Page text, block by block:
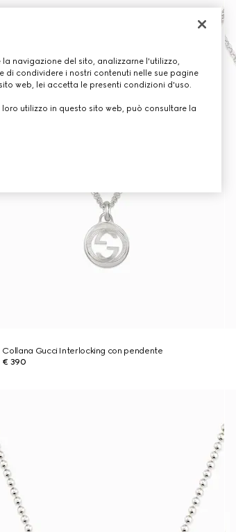
Collana Gucci Interlocking con pendente
€ 390
navigazione del sito, analizzarne l'utilizzo,
condividere i nostri contenuti nelle sue pagine
web, lei accetta le presenti condizioni d'uso.
utilizzo in questo sito web, può consultare la